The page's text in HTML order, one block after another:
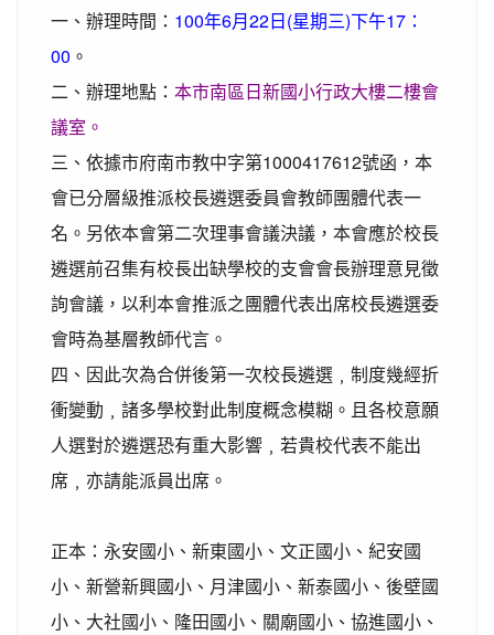
一、辦理時間： 100年6月22日(星期三)下午17：
00 。
二、辦理地點： 本市南區日新國小行政大樓二樓會
議室。
三、依據市府南市教中字第1000417612號函，本
會已分層級推派校長遴選委員會教師團體代表一
名。另依本會第二次理事會議決議，本會應於校長
遴選前召集有校長出缺學校的支會會長辦理意見徵
詢會議，以利本會推派之團體代表出席校長遴選委
會時為基層教師代言。
四、因此次為合併後第一次校長遴選﹐制度幾經折
衝變動﹐諸多學校對此制度概念模糊。且各校意願
人選對於遴選恐有重大影響﹐若貴校代表不能出
席﹐亦請能派員出席。
正本：永安國小、新東國小、文正國小、紀安國
小、新營新興國小、月津國小、新泰國小、後壁國
小、大社國小、隆田國小、關廟國小、協進國小、